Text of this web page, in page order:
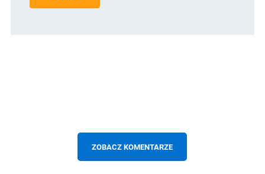
ZOBACZ KOMENTARZE